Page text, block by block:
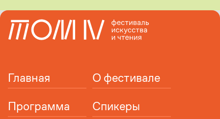
Главная О фестивале
Программа Спикеры